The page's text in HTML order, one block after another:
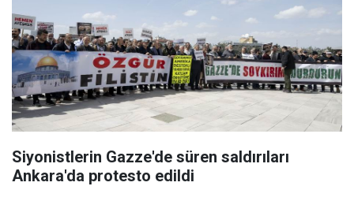
Siyonistlerin Gazze'de süren saldırıları
Ankara'da protesto edildi